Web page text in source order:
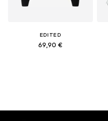
EDITED
69,90 €